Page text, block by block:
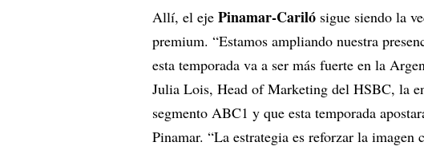
Allí, el eje Pinamar-Cariló sigue siendo la
premium. “Estamos ampliando nuestra
esta temporada va a ser más fuerte en la
Julia Lois, Head of Marketing del HSBC, la
segmento ABC1 y que esta temporada
Pinamar. “La estrategia es reforzar la imagen